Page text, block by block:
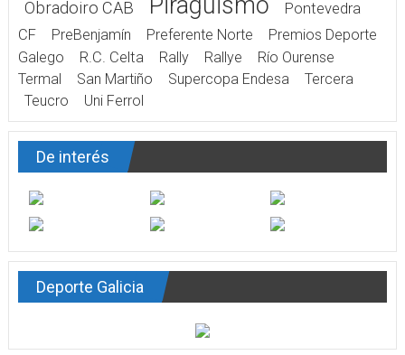
Obradoiro CAB
Pontevedra
CF
PreBenjamín Preferente Norte
Premios Deporte
Galego
R.C. Celta Rally Rallye
Río Ourense
Termal
San Martiño Supercopa Endesa
Tercera
Teucro
Uni Ferrol
De interés
Deporte Galicia